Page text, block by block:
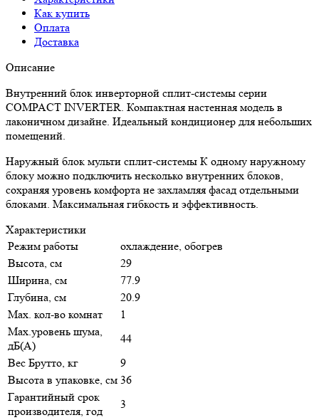
Как купить
Оплата
Доставка
Описание
Внутренний блок инверторной сплит-системы серии
COMPACT INVERTER. Компактная настенная модель в
лаконичном дизайне. Идеальный кондиционер для небольших
помещений.
Наружный блок мульти сплит-системы К одному наружному
блоку можно подключить несколько внутренних блоков,
сохраняя уровень комфорта не захламляя фасад отдельными
блоками. Максимальная гибкость и эффективность.
Характеристики
Режим работы
охлаждение, обогрев
Высота, см
29
Ширина, см
77.9
Глубина, см
20.9
Max. кол-во комнат
1
Max.уровень шума,
дБ(А)
44
Вес Брутто, кг
9
Высота в упаковке, см 36
Гарантийный срок
производителя, год
3